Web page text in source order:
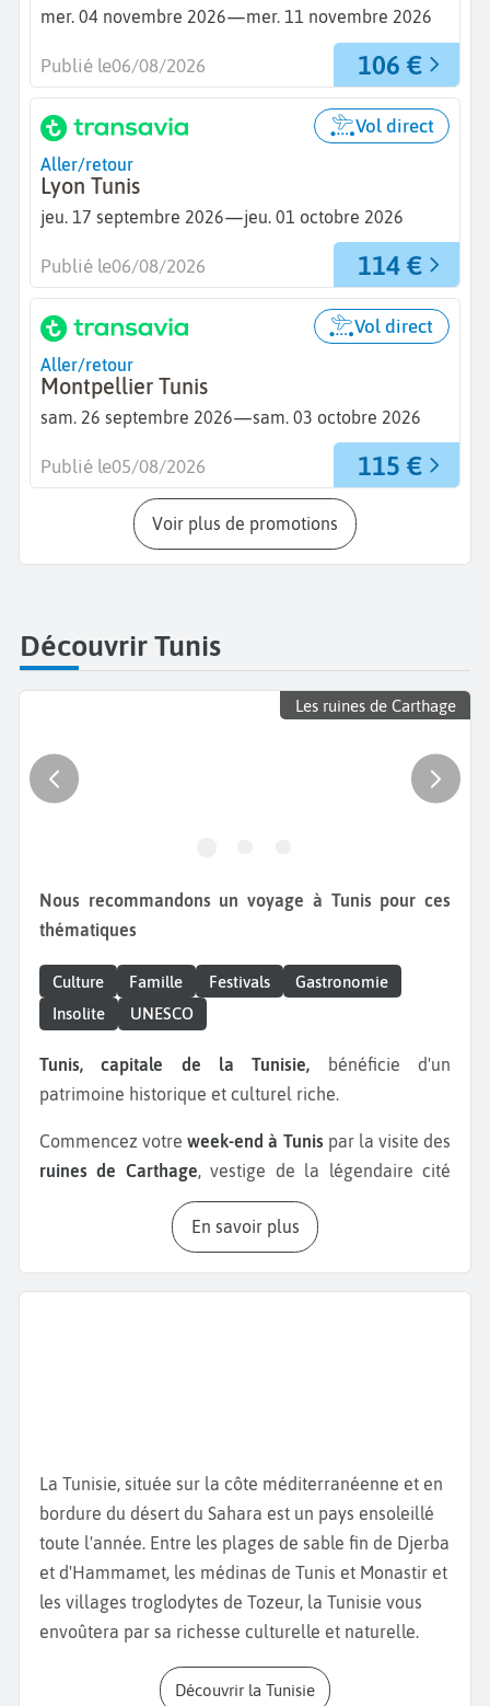
mer. 04 novembre 2026—mer. 11 novembre 2026
106 €
Publié le06/08/2026
Aller/retour
Lyon Tunis
jeu. 17 septembre 2026—jeu. 01 octobre 2026
Vol direct
114 €
Publié le06/08/2026
Aller/retour
Montpellier Tunis
sam. 26 septembre 2026—sam. 03 octobre 2026
Vol direct
115 €
Publié le05/08/2026
Voir plus de promotions
Découvrir Tunis
Les ruines de Carthage
Nous recommandons un voyage à Tunis pour ces
thématiques
Culture Famille Festivals
Gastronomie
Insolite
UNESCO
Tunis, capitale de la Tunisie, bénéficie d'un
patrimoine historique et culturel riche.
Commencez votreweek-end à Tunis par la visite des
ruines de Carthage, vestige de la légendaire cité
phénicienne. Poursuivez par une balade dans les
Médina , cœur historique de Tunis et
admirez l’architecture fatimide et ottomane des
maisons. Nous vous conseillons la visite de la plus
L’un des plus beaux quartiers de Tunis est sans nul
douteSidi Bou Saïd . Situé en bord de mer, il se
caractérise par sesmaisons blanches aux portes
bleues. Un autre lieu incontournable est lePort de la
Goulette. En plus des boutiques et restaurants du
port, vous pouvez visiter les anciensforts espagnols
En savoir plus
La Tunisie, située sur la côte méditerranéenne et en
bordure du désert du Sahara est un pays ensoleillé
toute l'année. Entre les plages de sable fin de Djerba
et d'Hammamet, les médinas de Tunis et Monastir et
les villages troglodytes de Tozeur, la Tunisie vous
envoûtera par sa richesse culturelle et naturelle.
Découvrir la Tunisie